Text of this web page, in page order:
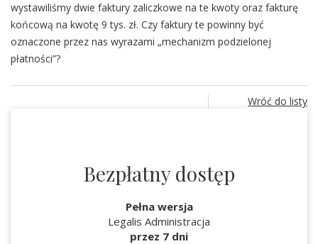
wystawiliśmy dwie faktury zaliczkowe na te kwoty oraz fakturę
końcową na kwotę 9 tys. zł. Czy faktury te powinny być
oznaczone przez nas wyrazami „mechanizm podzielonej
płatności”?
Wróć do listy
Bezpłatny dostęp
Pełna wersja
Legalis Administracja
przez 7 dni